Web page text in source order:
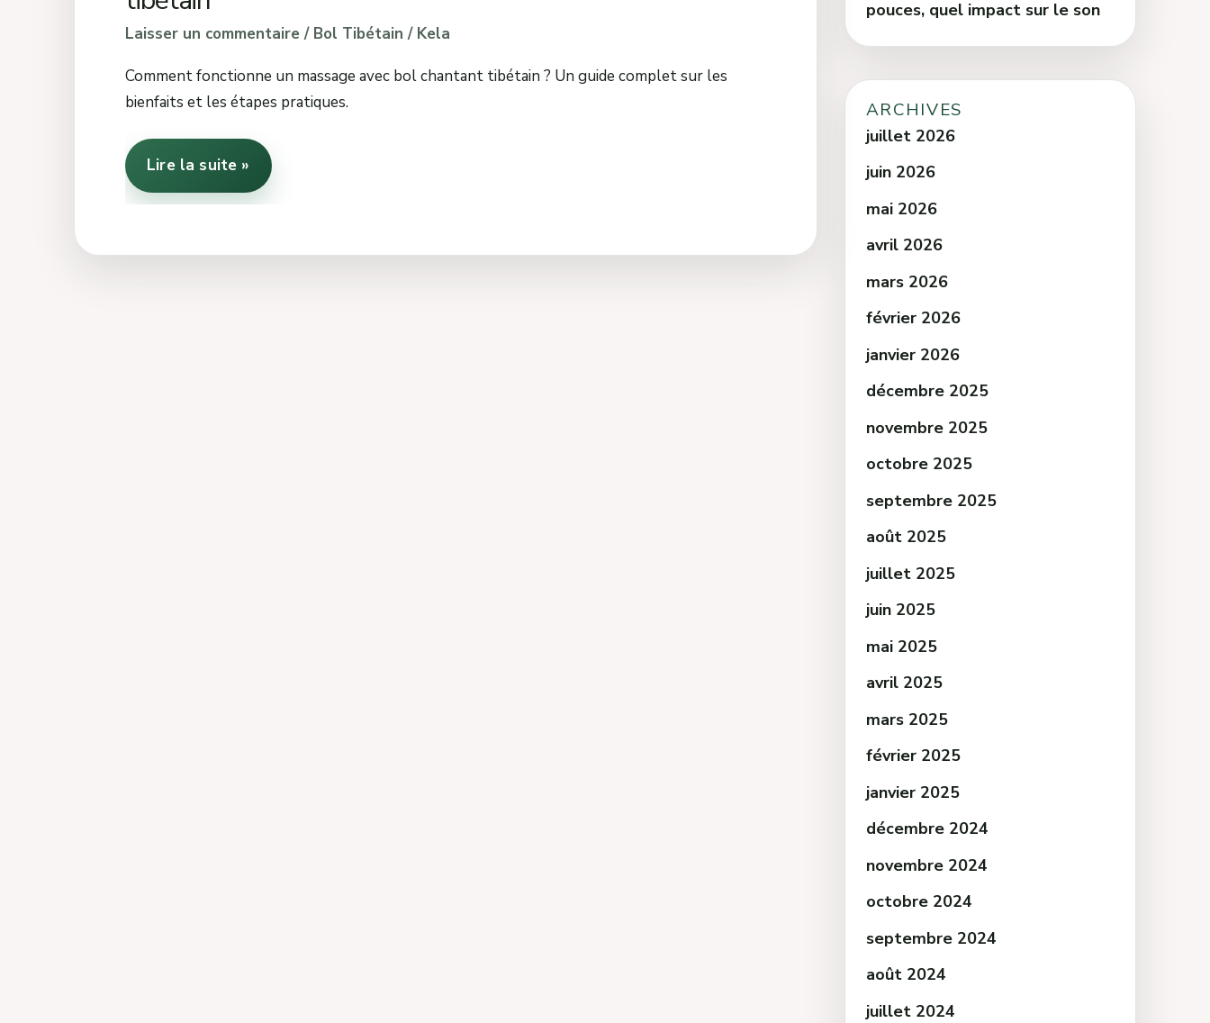
Laisser un commentaire / Bol Tibétain / Kela
Comment fonctionne un massage avec bol chantant tibétain ? Un guide complet sur les
bienfaits et les étapes pratiques.
Lire la suite »
pouces, quel impact sur le son
ARCHIVES
juillet 2026
juin 2026
mai 2026
avril 2026
mars 2026
février 2026
janvier 2026
décembre 2025
novembre 2025
octobre 2025
septembre 2025
août 2025
juillet 2025
juin 2025
mai 2025
avril 2025
mars 2025
février 2025
janvier 2025
décembre 2024
novembre 2024
octobre 2024
septembre 2024
août 2024
juillet 2024